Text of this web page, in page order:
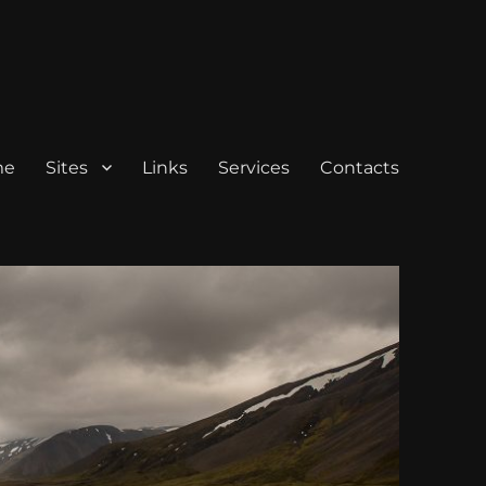
Sites Links Services Contacts